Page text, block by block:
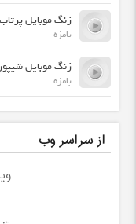
زنگ موبایل
بامزه
زنگ موبایل
بامزه
از سراسر وب